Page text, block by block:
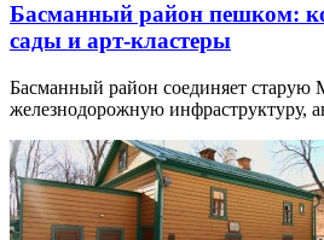
Басманный район пешком:
сады и арт-кластеры
Басманный район соединяет старую
железнодорожную инфраструктуру,